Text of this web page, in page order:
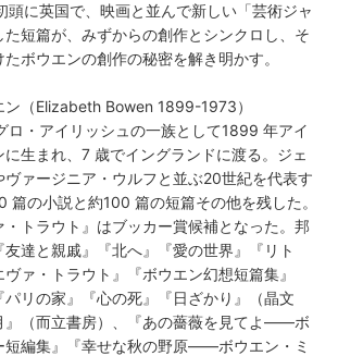
頭に英国で、映画と並んで新しい「芸術ジャ
た短篇が、みずからの創作とシンクロし、そ
ボウエンの創作の秘密を解き明かす。
ン（Elizabeth Bowen 1899-1973）
ロ・アイリッシュの一族として1899 年アイ
に生まれ、7 歳でイングランドに渡る。ジェ
ヴァージニア・ウルフと並ぶ20世紀を代表す
篇の小説と約100 篇の短篇その他を残した。
トラウト』はブッカー賞候補となった。邦
達と親戚』『北へ』『愛の世界』『リト
ァ・トラウト』『ボウエン幻想短篇集』
パリの家』『心の死』『日ざかり』（晶文
』（而立書房）、『あの薔薇を見てよ――ボ
短編集』『幸せな秋の野原――ボウエン・ミ